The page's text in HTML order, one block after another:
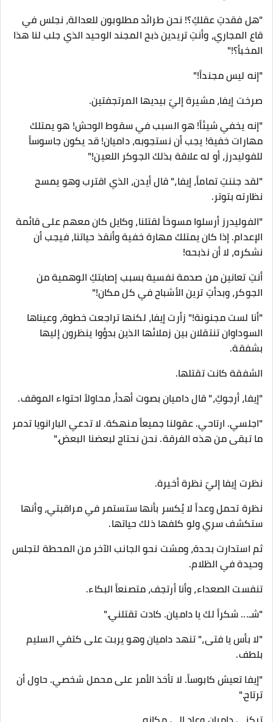
"هل فقدتِ عقلكِ؟! نحن طرائد مطلوبون للعدالة، نجلس في
قاع المجاري، وأنتِ تريدين ذبح المجند الوحيد الذي جلب لنا هذا
المخبأ؟!"
​"إنه ليس مجنداً!"
صرخت إيفا، مشيرة إليّ بيديها المرتجفتين.
"إنه يخفي شيئاً! هو السبب في سقوط الوحش! هو يمتلك
مهارات خفية! يجب أن نستجوبه، داميان! قد يكون جاسوساً
للفوليدرز، أو له علاقة بذلك الجوكر اللعين!"
​"لقد جننتِ تماماً، إيفا،" قال أيدن، الذي اقترب وهو يمسح
نظارته بتوتر.
"الفوليدرز أرسلوا مسوخاً لقتلنا، وكايل كان معهم على قائمة
الإعدام. إذا كان يمتلك مهارة خفية وأنقذ حياتنا، فيجب أن
نشكره، لا أن نذبحه!
أنتِ تعانين من صدمة نفسية بسبب إصابتكِ الوهمية من
الجوكر، وبدأتِ ترين الأشباح في كل مكان!"
​"أنا لست مجنونة!" زأرت إيفا، لكنها تراجعت خطوة، وعيناها
السوداوان تنتقلان بين زملائها الذين بدؤوا ينظرون إليها
بشفقة.
الشفقة كانت تقتلها.
​"إيفا، أرجوكِ،" قال داميان بصوت أهدأ، محاولاً احتواء الموقف.
"اجلسي. ارتاحي. عقولنا جميعاً منهكة. لا تدعي البارانويا تدمر
ما تبقى من هذه الفرقة. نحن نحتاج لبعضنا البعض."
​نظرت إيفا إليّ نظرة أخيرة.
نظرة تحمل وعداً لا يُكسر بأنها ستستمر في مراقبتي، وأنها
ستكشف سري ولو كلفها ذلك حياتها.
ثم استدارت بحدة، ومشت نحو الجانب الآخر من المحطة لتجلس
وحيدة في الظلام.
​تنفست الصعداء، وأنا أرتجف، متصنعاً البكاء.
"شـ... شكراً لك يا داميان. كادت تقتلني."
​"لا بأس يا فتى،" تنهد داميان وهو يربت على كتفي السليم
بلطف.
"إيفا تعيش كابوساً. لا تأخذ الأمر على محمل شخصي. حاول أن
ترتاح."